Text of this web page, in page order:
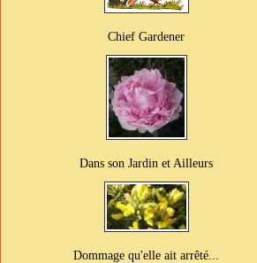
Chief Gardener
Dans son Jardin et Ailleurs
Dommage qu'elle ait arrêté...